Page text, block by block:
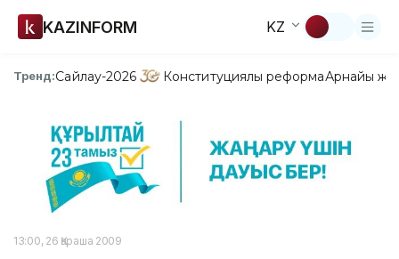
KAZINFORM KZ
Тренд:Сайлау-2026 Конституциялық реформаАрнайы
13:00, 26 Қараша 2009